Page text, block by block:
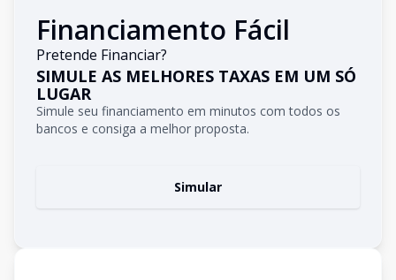
Financiamento Fácil
Pretende Financiar?
SIMULE AS MELHORES TAXAS EM UM SÓ
LUGAR
Simule seu financiamento em minutos com todos os
bancos e consiga a melhor proposta.
Simular